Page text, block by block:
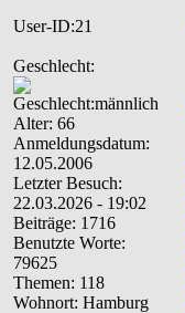
User-ID:21
Geschlecht:
Alter: 66
Anmeldungsdatum:
12.05.2006
Letzter Besuch:
22.03.2026 - 19:02
Beiträge: 1716
Benutzte Worte:
79625
Themen: 118
Wohnort: Hamburg